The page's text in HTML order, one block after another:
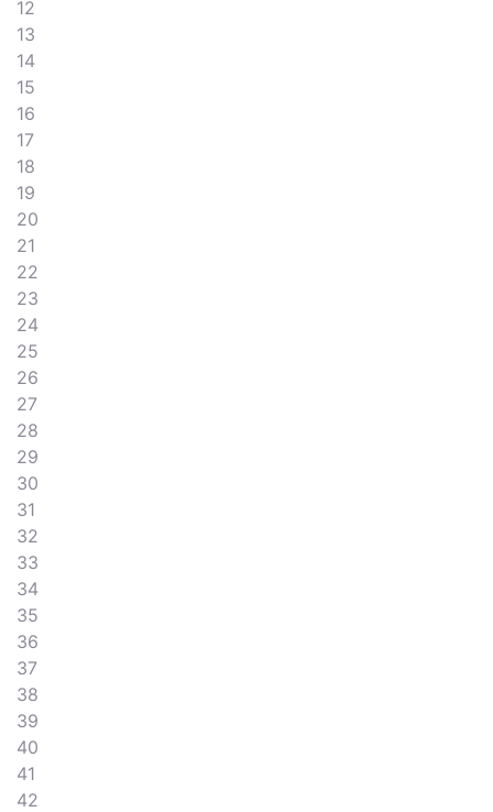
12
13
14
15
16
17
18
19
20
21
22
23
24
25
26
27
28
29
30
31
32
33
34
35
36
37
38
39
40
41
42